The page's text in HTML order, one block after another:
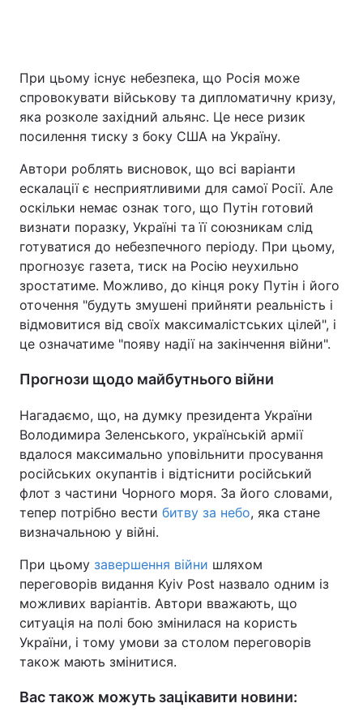
При цьому існує небезпека, що Росія може
спровокувати військову та дипломатичну кризу,
яка розколе західний альянс. Це несе ризик
посилення тиску з боку США на Україну.
Автори роблять висновок, що всі варіанти
ескалації є несприятливими для самої Росії. Але
оскільки немає ознак того, що Путін готовий
визнати поразку, Україні та її союзникам слід
готуватися до небезпечного періоду. При цьому,
прогнозує газета, тиск на Росію неухильно
зростатиме. Можливо, до кінця року Путін і його
оточення "будуть змушені прийняти реальність і
відмовитися від своїх максималістських цілей", і
це означатиме "появу надії на закінчення війни".
Прогнози щодо майбутнього війни
Нагадаємо, що, на думку президента України
Володимира Зеленського, українській армії
вдалося максимально уповільнити просування
російських окупантів і відтіснити російський
флот з частини Чорного моря. За його словами,
тепер потрібно вести битву за небо, яка стане
визначальною у війні.
При цьому завершення війни шляхом
переговорів видання Kyiv Post назвало одним із
можливих варіантів. Автори вважають, що
ситуація на полі бою змінилася на користь
України, і тому умови за столом переговорів
також мають змінитися.
Вас також можуть зацікавити новини: